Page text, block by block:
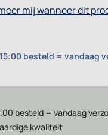
mij wanneer dit
besteld = vandaag
besteld = vandaag
kwaliteit